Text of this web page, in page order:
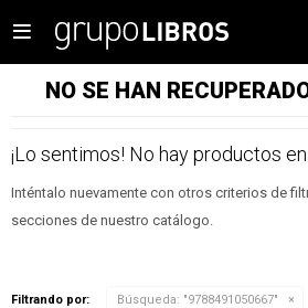

NO SE HAN
¡Lo sentimos! No hay productos
Inténtalo nuevamente con otros criterios de
secciones de nuestro catálogo.
Filtrando por: Búsqueda: "9788491050667"